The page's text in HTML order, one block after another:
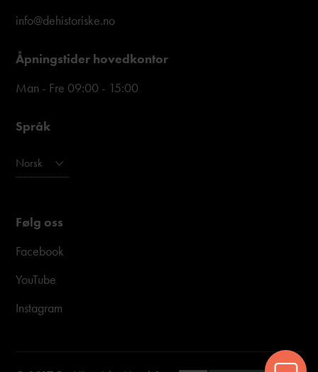
info@dehistoriske.no
Åpningstider hovedkontor
Man - Fre 09:00 - 15:00
Språk
Norsk
Følg oss
Facebook
YouTube
Instagram